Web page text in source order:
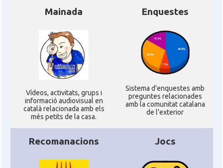
Mainada
Ví­deos, activitats, grups i
informació audiovisual en
català relacionada amb els
més petits de la casa.
Enquestes
Sistema d'enquestes amb
preguntes relacionades
amb la comunitat catalana
de l'exterior
Recomanacions Jocs